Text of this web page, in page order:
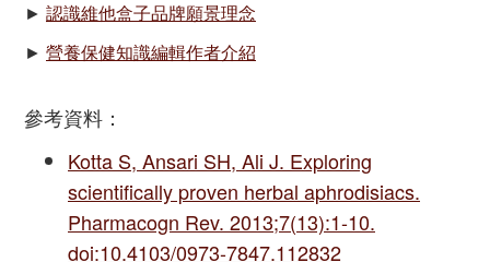
► 認識維他盒子品牌願景理念
► 營養保健知識編輯作者介紹
參考資料：
Kotta S, Ansari SH, Ali J. Exploring
scientifically proven herbal aphrodisiacs.
Pharmacogn Rev. 2013;7(13):1-10.
doi:10.4103/0973-7847.112832